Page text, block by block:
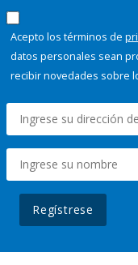
Acepto los términos de
datos personales sean
recibir novedades sobre
Regístrese